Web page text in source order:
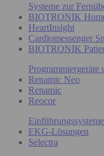
Systeme zur
BIOTRONIK
HeartInsight
Cardiomessenger
BIOTRONIK
Programmiergeräte
Renamic Neo
Renamic
Reocor
EKG-Lösungen
Selectra